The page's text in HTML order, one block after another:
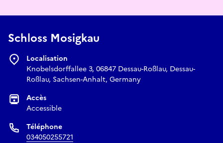
Schloss Mosigkau
Localisation
Knobelsdorffallee 3, 06847 Dessau-Roßlau, Dessau-
Roßlau, Sachsen-Anhalt, Germany
Accès
Accessible
Téléphone
034050255721